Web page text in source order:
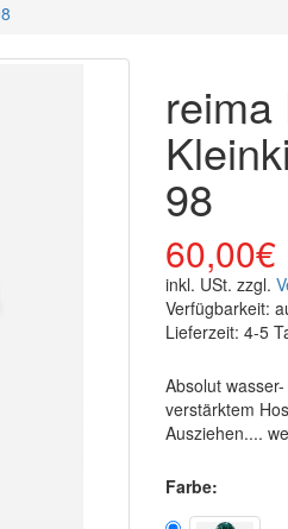
reima
98
60,00€
inkl. USt. zzgl.
Verfügbarkeit:
Lieferzeit: 4-5
Absolut
verstärktem
Ausziehen....
Farbe: